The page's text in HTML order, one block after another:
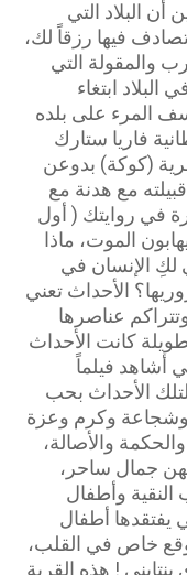
البلاد التي
فيها رزقاً لك،
والمقولة التي
ابتغاء
المرء على بلده
فاريا ستارك
أمام قرية (كوكة) بدوعن
مع هدنة مع
في روايتك ( أول
الموت، ماذا
لكِ الإنسان في
الأحداث تعني
عناصرها
كانت الأحداث
أشاهد فيلماً
الأحداث بحب
وكرم وعزة
والأصالة،
جمال ساحر،
النقية وأطفال
يفتقدها أطفال
وقع خاص في القلب،
! هذه القرية